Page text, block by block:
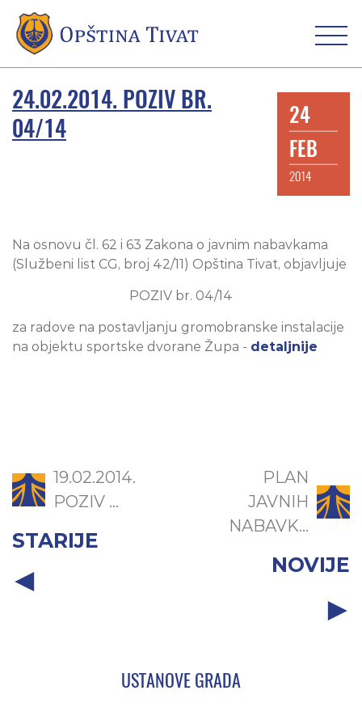
24.02.2014. POZIV BR.
04/14
24
FEB
2014
Na osnovu čl. 62 i 63 Zakona o javnim nabavkama
(Službeni list CG, broj 42/11) Opština Tivat, objavljuje
POZIV br. 04/14
za radove na postavljanju gromobranske instalacije
na objektu sportske dvorane Župa - detaljnije
19.02.2014.
POZIV ...
STARIJE
PLAN
JAVNIH
NABAVK...
NOVIJE
USTANOVE GRADA